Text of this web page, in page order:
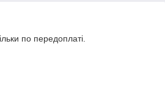
по передоплаті.